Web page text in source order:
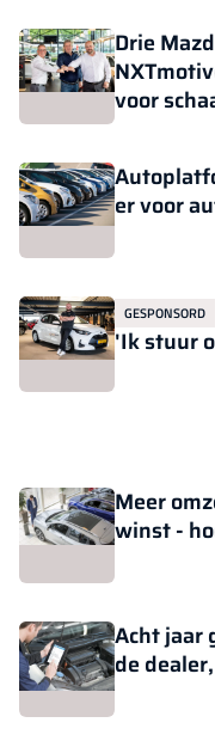
Drie
voor
er voor
GESPONSORD
'Ik stuur
Meer
winst -
Acht jaar
de